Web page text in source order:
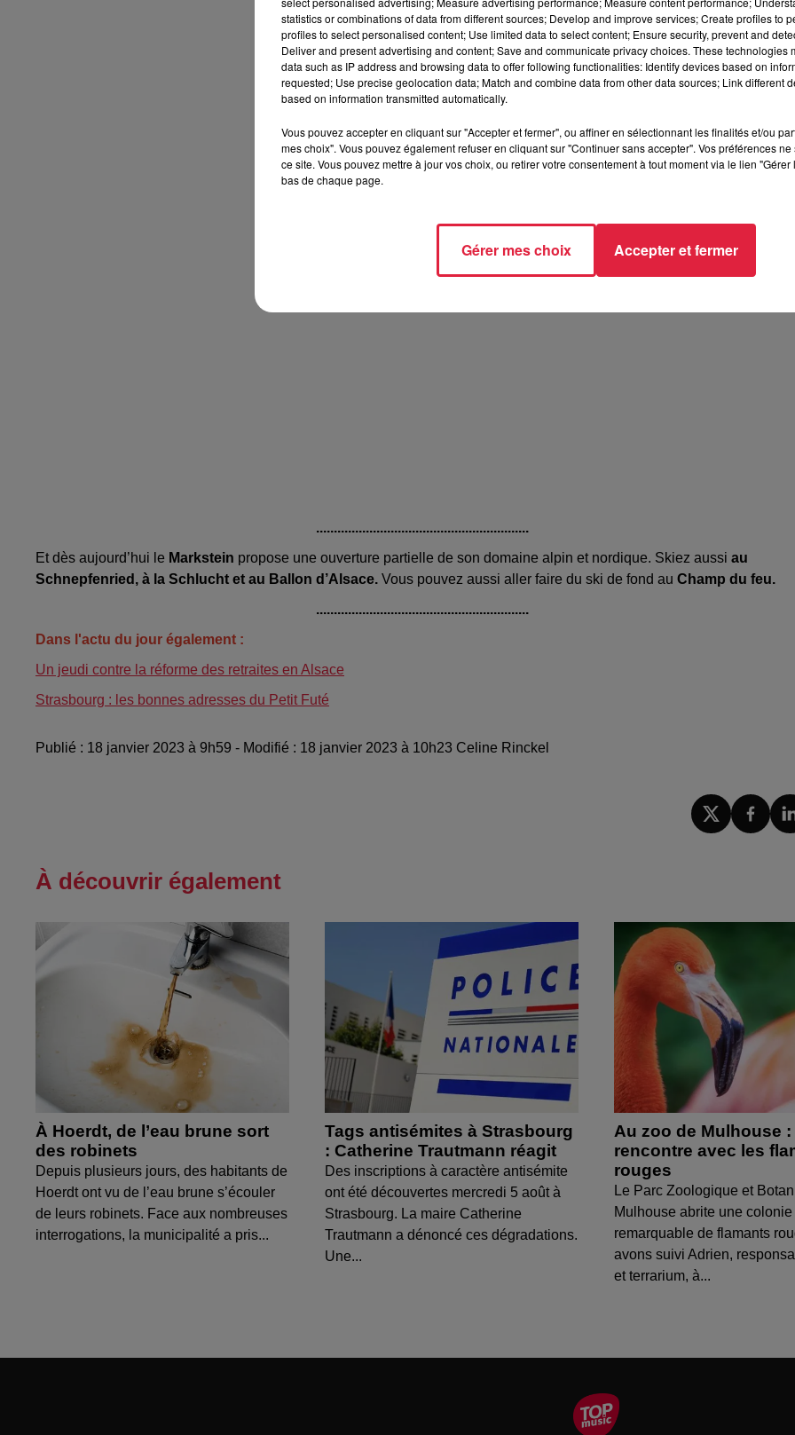
............................................................
Et dès aujourd’hui le Markstein propose une ouverture partielle de son domaine alpin et nordique. Skiez aussi au
Schnepfenried, à la Schlucht et au Ballon d’Alsace. Vous pouvez aussi aller faire du ski de fond au Champ du feu.
............................................................
Dans l'actu du jour également :
Un jeudi contre la réforme des retraites en Alsace
Strasbourg : les bonnes adresses du Petit Futé
Publié : 18 janvier 2023 à 9h59 - Modifié : 18 janvier 2023 à 10h23 Celine Rinckel
À découvrir également
À Hoerdt, de l’eau brune sort
des robinets
Depuis plusieurs jours, des habitants de
Hoerdt ont vu de l’eau brune s’écouler
de leurs robinets. Face aux nombreuses
interrogations, la municipalité a pris...
Tags antisémites à Strasbourg
: Catherine Trautmann réagit
Des inscriptions à caractère antisémite
ont été découvertes mercredi 5 août à
Strasbourg. La maire Catherine
Trautmann a dénoncé ces dégradations.
Une...
Au zoo de Mulhouse :
rencontre avec les
rouges
Le Parc Zoologique et
Mulhouse abrite une colonie
remarquable de flamants
avons suivi Adrien,
et terrarium, à...
statistics or combinations of data from different sources; Develop and improve services; Create profiles to
profiles to select personalised content; Use limited data to select content; Ensure security, prevent and
Deliver and present advertising and content; Save and communicate privacy choices. These technologies
data such as IP address and browsing data to offer following functionalities: Identify devices based on
requested; Use precise geolocation data; Match and combine data from other data sources; Link different
based on information transmitted automatically.
Vous pouvez accepter en cliquant sur "Accepter et fermer", ou affiner en sélectionnant les finalités et/ou
mes choix". Vous pouvez également refuser en cliquant sur "Continuer sans accepter". Vos préférences
ce site. Vous pouvez mettre à jour vos choix, ou retirer votre consentement à tout moment via le lien
bas de chaque page.
Gérer mes choix Accepter et fermer